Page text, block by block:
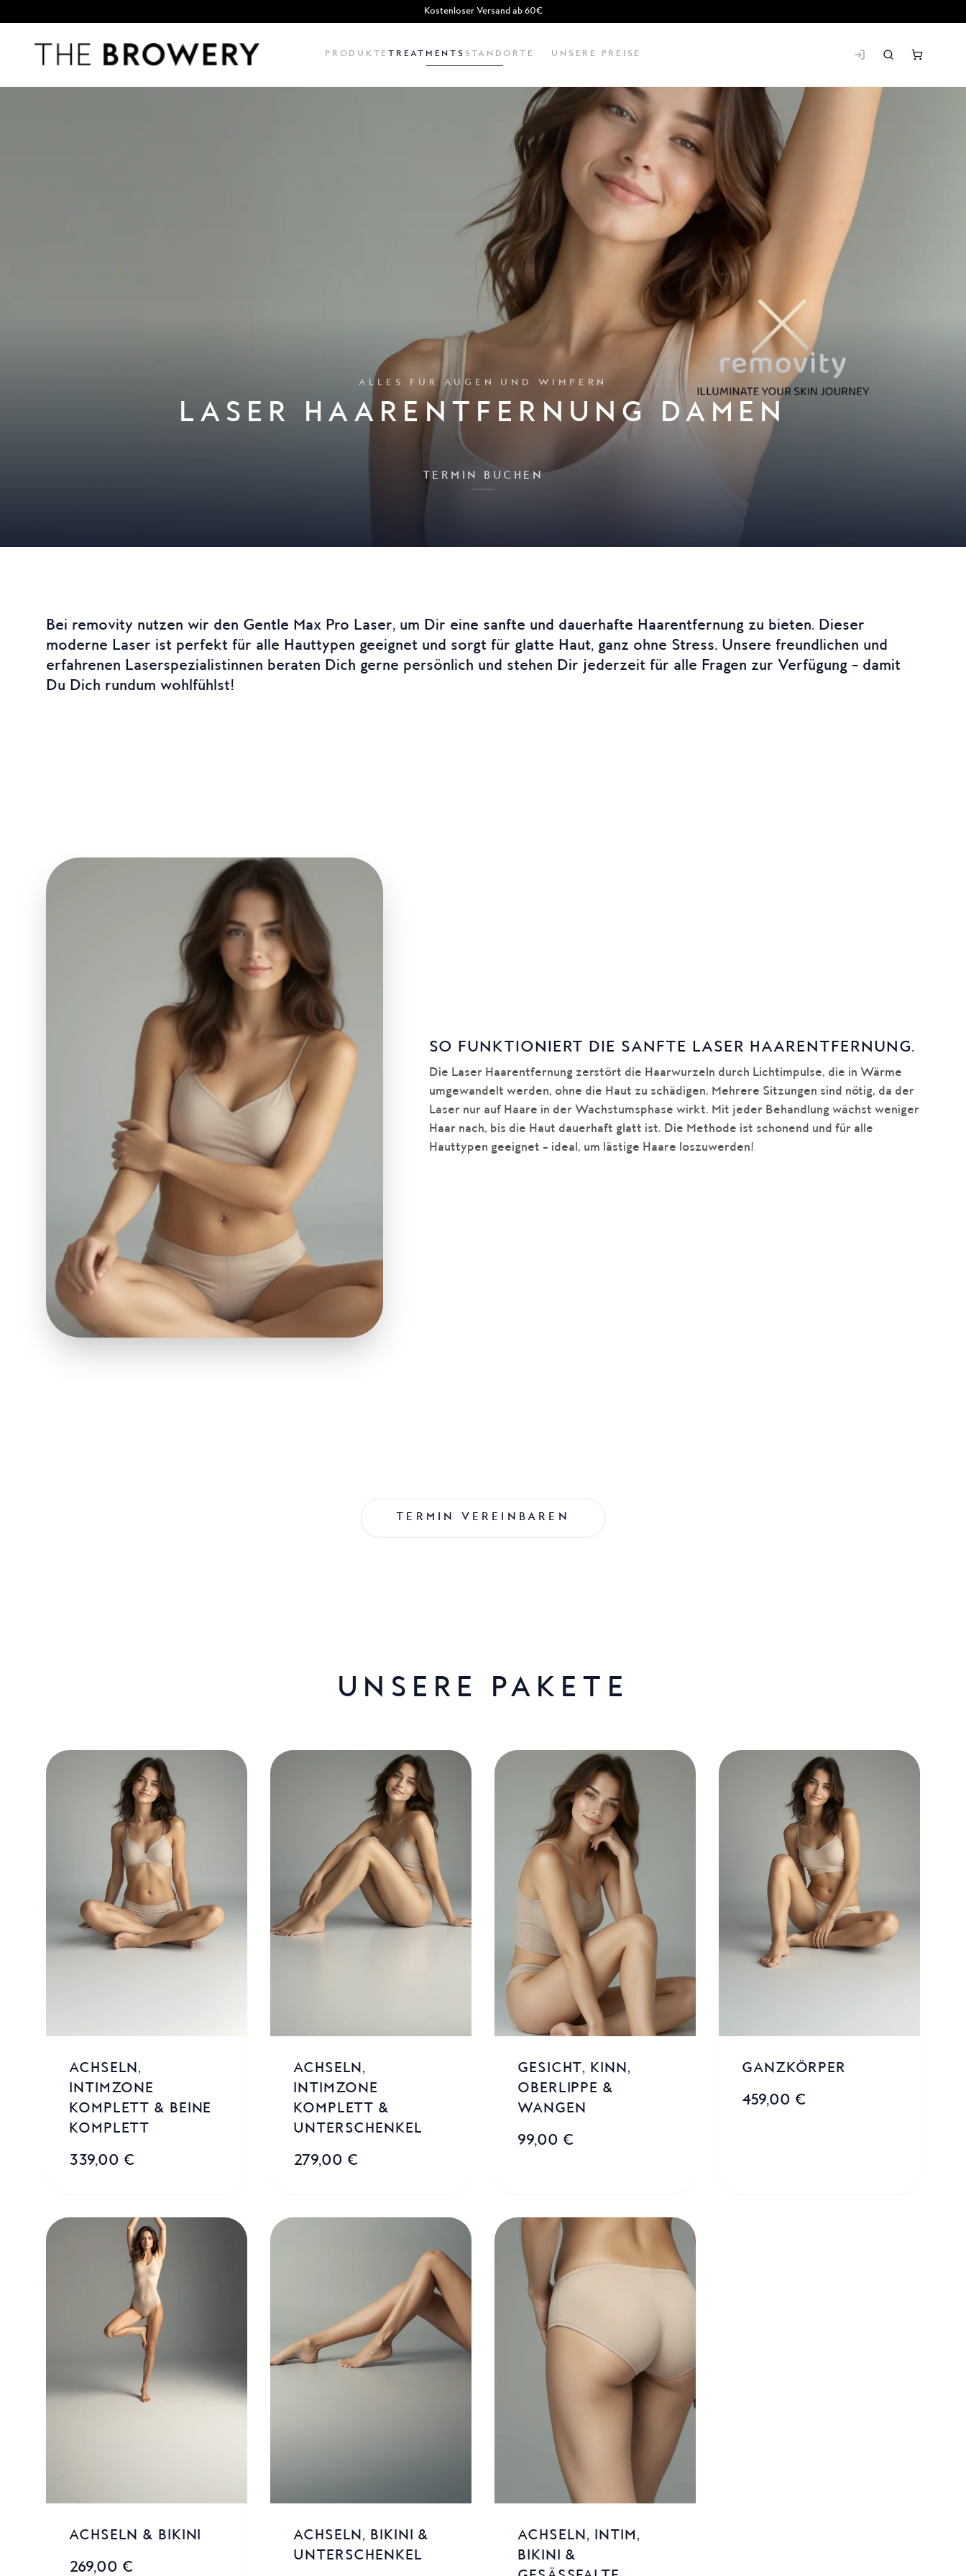
Kostenloser Versand ab 60€
THE BROWERY PRODUKTE TREATMENTS STANDORTE UNSERE PREISE
ALLES FÜR AUGEN UND WIMPERN
LASER HAARENTFERNUNG DAMEN
TERMIN BUCHEN
Bei removity nutzen wir den Gentle Max Pro Laser, um Dir eine sanfte und dauerhafte Haarentfernung zu bieten. Dieser
moderne Laser ist perfekt für alle Hauttypen geeignet und sorgt für glatte Haut, ganz ohne Stress. Unsere freundlichen und
erfahrenen Laserspezialistinnen beraten Dich gerne persönlich und stehen Dir jederzeit für alle Fragen zur Verfügung – damit
Du Dich rundum wohlfühlst!
SO FUNKTIONIERT DIE SANFTE LASER HAARENTFERNUNG.
Die Laser Haarentfernung zerstört die Haarwurzeln durch Lichtimpulse, die in Wärme
umgewandelt werden, ohne die Haut zu schädigen. Mehrere Sitzungen sind nötig, da der
Laser nur auf Haare in der Wachstumsphase wirkt. Mit jeder Behandlung wächst weniger
Haar nach, bis die Haut dauerhaft glatt ist. Die Methode ist schonend und für alle
Hauttypen geeignet – ideal, um lästige Haare loszuwerden!
TERMIN VEREINBAREN
UNSERE PAKETE
ACHSELN,
INTIMZONE
KOMPLETT & BEINE
KOMPLETT
339,00 €
ACHSELN,
INTIMZONE
KOMPLETT &
UNTERSCHENKEL
279,00 €
GESICHT, KINN,
OBERLIPPE &
WANGEN
99,00 €
GANZKÖRPER
459,00 €
ACHSELN & BIKINI
269,00 €
ACHSELN, BIKINI &
UNTERSCHENKEL
ACHSELN, INTIM,
BIKINI &